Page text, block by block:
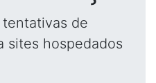
de
sites hospedados